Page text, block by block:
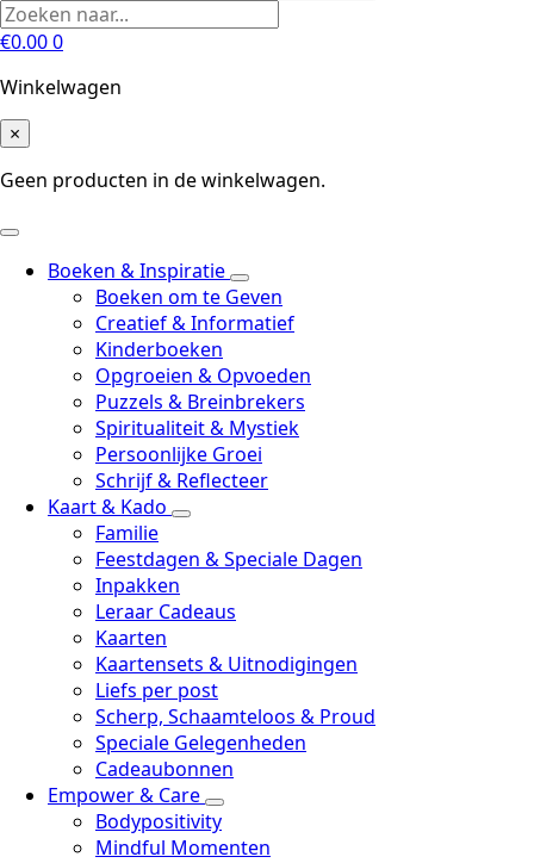
€0.000
Winkelwagen
×
Geen producten in de winkelwagen.
Boeken & Inspiratie
Boeken om te Geven
Creatief & Informatief
Kinderboeken
Opgroeien & Opvoeden
Puzzels & Breinbrekers
Spiritualiteit & Mystiek
Persoonlijke Groei
Schrijf & Reflecteer
Kaart & Kado
Familie
Feestdagen & Speciale Dagen
Inpakken
Leraar Cadeaus
Kaarten
Kaartensets & Uitnodigingen
Liefs per post
Scherp, Schaamteloos & Proud
Speciale Gelegenheden
Cadeaubonnen
Empower & Care
Bodypositivity
Mindful Momenten